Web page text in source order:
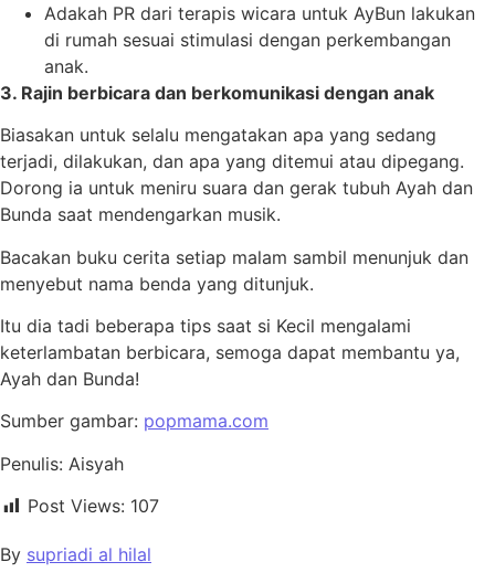
Adakah PR dari terapis wicara untuk AyBun lakukan
di rumah sesuai stimulasi dengan perkembangan
anak.
3. Rajin berbicara dan berkomunikasi dengan anak
Biasakan untuk selalu mengatakan apa yang sedang
terjadi, dilakukan, dan apa yang ditemui atau dipegang.
Dorong ia untuk meniru suara dan gerak tubuh Ayah dan
Bunda saat mendengarkan musik.
Bacakan buku cerita setiap malam sambil menunjuk dan
menyebut nama benda yang ditunjuk.
Itu dia tadi beberapa tips saat si Kecil mengalami
keterlambatan berbicara, semoga dapat membantu ya,
Ayah dan Bunda!
Sumber gambar: popmama.com
Penulis: Aisyah
Post Views: 107
By supriadi al hilal